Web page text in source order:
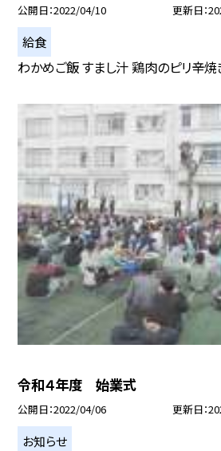
公開日 2022/04/10 更新日
給食
わかめご飯 すまし汁 鶏肉のピリ辛
令和４年度 始業式
公開日 2022/04/06 更新日
お知らせ